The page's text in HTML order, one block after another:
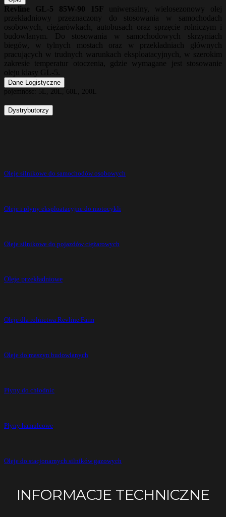
Revline GL-5 85W-90 15F uniwersalny, wielosezonowy olej
przekładniowy przeznaczony do stosowania w samochodach
osobowych, ciężarówkach, autobusach oraz sprzęcie rolniczym i
budowlanym. Do stosowania w samochodowych skrzyniach
biegów, w tylnych mostach oraz w przekładniach głównych
pracujących w trudnych warunkach eksploatacyjnych, w szerokim
zakresie temperatur otoczenia, gdzie wymagane jest stosowanie
oleju klasy GL-5.
Dane Logistyczne
pojemnosc:
5L, 20L, 60L, 200L
Dystrybutorzy
Oleje silnikowe do samochodów osobowych
Oleje i płyny eksploatacyjne do motocykli
Oleje silnikowe do pojazdów ciężarowych
Oleje przekładniowe
Oleje dla rolnictwa Revline Farm
Oleje do maszyn budowlanych
Płyny do chłodnic
Płyny hamulcowe
Oleje do stacjonarnych silników gazowych
INFORMACJE TECHNICZNE